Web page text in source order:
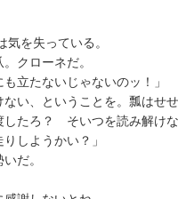
気を失っている。
クローネだ。
立たないじゃないのッ！」
い、ということを。瓢はせせ
したろ？ そいつを読み解け
しようかい？」
だ。